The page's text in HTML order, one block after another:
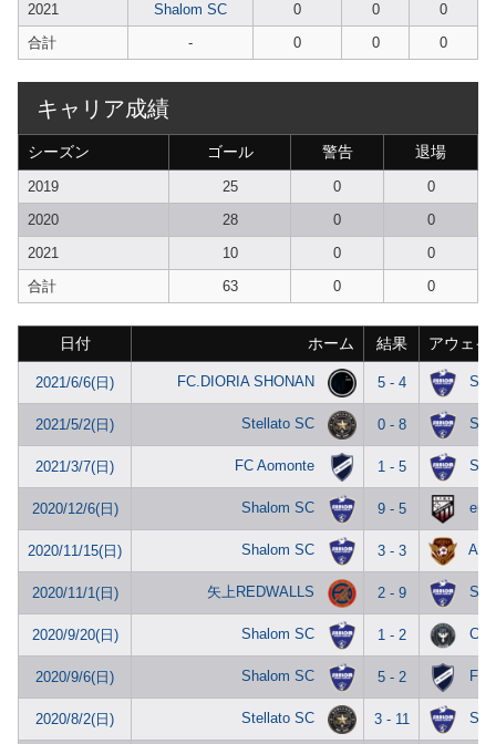
2021
Shalom SC 0 0
0
合計
- 0 0 0
キャリア成績
シーズン ゴール 警告 退場
2019 25 0
0
2020
28 0
0
2021
10 0
0
合計
63 0 0
日付 ホーム 結果 アウェイ
2021/6/6(日) FC.DIORIA SHONAN 5 - 4
2021/5/2(日) Stellato SC 0 - 8
2021/3/7(日) FC Aomonte 1 - 5
2020/12/6(日) Shalom SC 9 - 5
2020/11/15(日) Shalom SC 3 - 3
2020/11/1(日) 矢上REDWALLS 2 - 9
2020/9/20(日) Shalom SC 1 - 2
2020/9/6(日) Shalom SC 5 - 2 FC
2020/8/2(日) Stellato SC 3 - 11